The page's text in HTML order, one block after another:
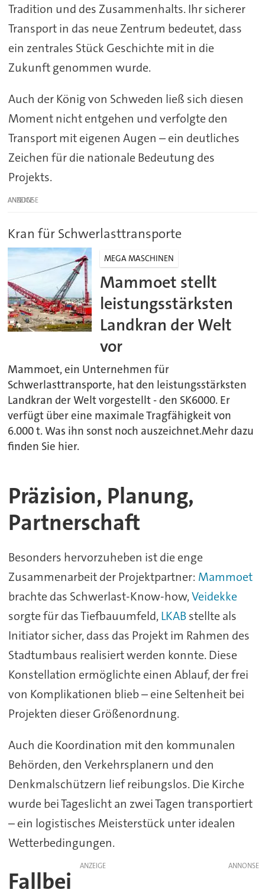
Tradition und des Zusammenhalts. Ihr sicherer
Transport in das neue Zentrum bedeutet, dass
ein zentrales Stück Geschichte mit in die
Zukunft genommen wurde.
Auch der König von Schweden ließ sich diesen
Moment nicht entgehen und verfolgte den
Transport mit eigenen Augen – ein deutliches
Zeichen für die nationale Bedeutung des
Projekts.
ANZEIGE
Kran für Schwerlasttransporte
MEGA MASCHINEN
Mammoet stellt
leistungsstärksten
Landkran der Welt
vor
Mammoet, ein Unternehmen für
Schwerlasttransporte, hat den leistungsstärksten
Landkran der Welt vorgestellt - den SK6000. Er
verfügt über eine maximale Tragfähigkeit von
6.000 t. Was ihn sonst noch auszeichnet.Mehr dazu
finden Sie hier.
Präzision, Planung,
Partnerschaft
Besonders hervorzuheben ist die enge
Zusammenarbeit der Projektpartner: Mammoet
brachte das Schwerlast-Know-how,Veidekke
sorgte für das Tiefbauumfeld, LKABstellte als
Initiator sicher, dass das Projekt im Rahmen des
Stadtumbaus realisiert werden konnte. Diese
Konstellation ermöglichte einen Ablauf, der frei
von Komplikationen blieb – eine Seltenheit bei
Projekten dieser Größenordnung.
Auch die Koordination mit den kommunalen
Behörden, den Verkehrsplanern und den
Denkmalschützern lief reibungslos. Die Kirche
wurde bei Tageslicht an zwei Tagen transportiert
– ein logistisches Meisterstück unter idealen
Wetterbedingungen.
ANZEIGE
Fallbei